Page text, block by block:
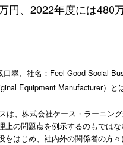
円、2022年度には480
口翠、社名：Feel Good Social
Equipment Manufacturer）と
は、株式会社ケース・ラーニン
上の問題点を例示するのもでは
をはじめ、社内外の関係者の方